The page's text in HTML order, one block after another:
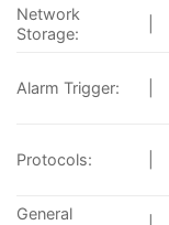
Network
Storage:
Alarm Trigger:
Protocols:
General